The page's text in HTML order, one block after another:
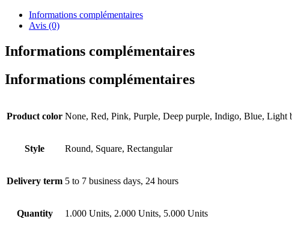
Informations complémentaires
Avis (0)
Informations complémentaires
Informations complémentaires
Product color None, Red, Pink, Purple, Deep purple, Indigo, Blue,
Style Round, Square, Rectangular
Delivery term 5 to 7 business days, 24 hours
Quantity 1.000 Units, 2.000 Units, 5.000 Units